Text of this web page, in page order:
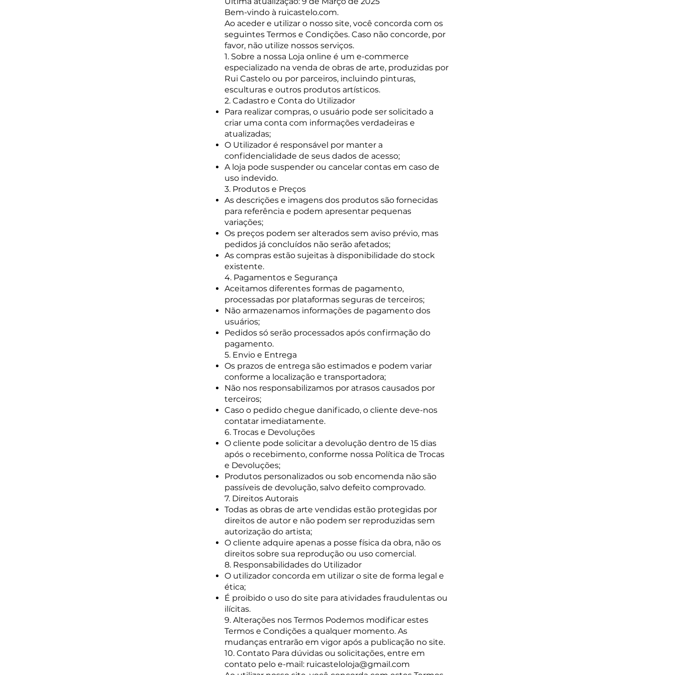
Bem-vindo à ruicastelo.com.
Ao aceder e utilizar o nosso site, você concorda com os
seguintes Termos e Condições. Caso não concorde, por
favor, não utilize nossos serviços.
1. Sobre a nossa Loja online é um e-commerce
especializado na venda de obras de arte, produzidas por
Rui Castelo ou por parceiros, incluindo pinturas,
esculturas e outros produtos artísticos.
2. Cadastro e Conta do Utilizador
Para realizar compras, o usuário pode ser solicitado a
criar uma conta com informações verdadeiras e
atualizadas;
O Utilizador é responsável por manter a
confidencialidade de seus dados de acesso;
A loja pode suspender ou cancelar contas em caso de
uso indevido.
3. Produtos e Preços
As descrições e imagens dos produtos são fornecidas
para referência e podem apresentar pequenas
variações;
Os preços podem ser alterados sem aviso prévio, mas
pedidos já concluídos não serão afetados;
As compras estão sujeitas à disponibilidade do stock
existente.
4. Pagamentos e Segurança
Aceitamos diferentes formas de pagamento,
processadas por plataformas seguras de terceiros;
Não armazenamos informações de pagamento dos
usuários;
Pedidos só serão processados após confirmação do
pagamento.
5. Envio e Entrega
Os prazos de entrega são estimados e podem variar
conforme a localização e transportadora;
Não nos responsabilizamos por atrasos causados por
terceiros;
Caso o pedido chegue danificado, o cliente deve-nos
contatar imediatamente.
6. Trocas e Devoluções
O cliente pode solicitar a devolução dentro de 15 dias
após o recebimento, conforme nossa Política de Trocas
e Devoluções;
Produtos personalizados ou sob encomenda não são
passíveis de devolução, salvo defeito comprovado.
7. Direitos Autorais
Todas as obras de arte vendidas estão protegidas por
direitos de autor e não podem ser reproduzidas sem
autorização do artista;
O cliente adquire apenas a posse física da obra, não os
direitos sobre sua reprodução ou uso comercial.
8. Responsabilidades do Utilizador
O utilizador concorda em utilizar o site de forma legal e
ética;
É proibido o uso do site para atividades fraudulentas ou
ilícitas.
9. Alterações nos Termos Podemos modificar estes
Termos e Condições a qualquer momento. As
mudanças entrarão em vigor após a publicação no site.
10. Contato Para dúvidas ou solicitações, entre em
contato pelo e-mail: ruicasteloloja@gmail.com